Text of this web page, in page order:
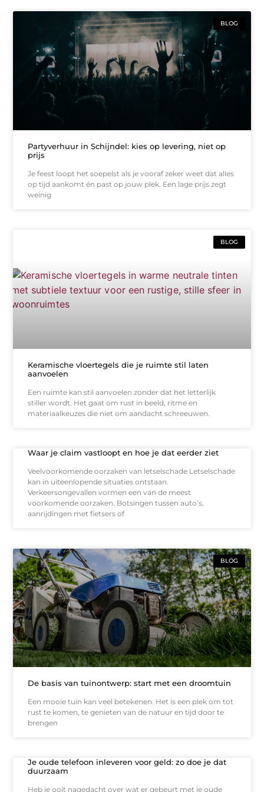
BLOG
Partyverhuur in Schijndel: kies op levering, niet op
prijs
Je feest loopt het soepelst als je vooraf zeker weet dat alles
op tijd aankomt én past op jouw plek. Een lage prijs zegt
weinig
BLOG
Keramische vloertegels die je ruimte stil laten
aanvoelen
Een ruimte kan stil aanvoelen zonder dat het letterlijk
stiller wordt. Het gaat om rust in beeld, ritme en
materiaalkeuzes die niet om aandacht schreeuwen.
Waar je claim vastloopt en hoe je dat eerder ziet
Veelvoorkomende oorzaken van letselschade Letselschade
kan in uiteenlopende situaties ontstaan.
Verkeersongevallen vormen een van de meest
voorkomende oorzaken. Botsingen tussen auto’s,
aanrijdingen met fietsers of
BLOG
De basis van tuinontwerp: start met een droomtuin
Een mooie tuin kan veel betekenen. Het is een plek om tot
rust te komen, te genieten van de natuur en tijd door te
brengen
Je oude telefoon inleveren voor geld: zo doe je dat
duurzaam
Heb je ooit nagedacht over wat er gebeurt met je oude